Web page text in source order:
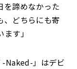
を諦めなかった
、どちらにも寄
す」
-Naked-」はデビ